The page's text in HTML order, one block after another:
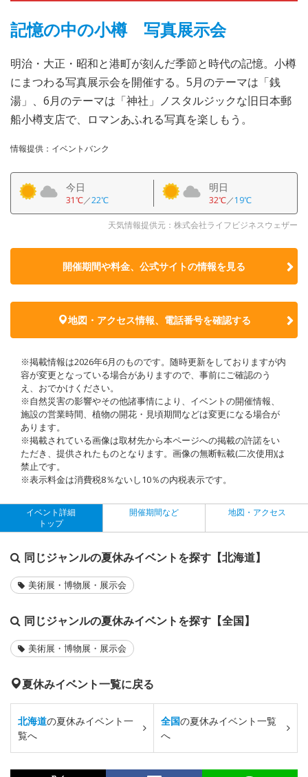
記憶の中の小樽 写真展示会
明治・大正・昭和と港町が刻んだ季節と時代の記憶。小樽
にまつわる写真展示会を開催する。5月のテーマは「銭
湯」、6月のテーマは「神社」ノスタルジックな旧日本郵
船小樽支店で、ロマンあふれる写真を楽しもう。
情報提供：イベントバンク
今日
31℃／22℃
明日
32℃／19℃
天気情報提供元：株式会社ライフビジネスウェザー
開催期間や料金、公式サイトの情報を見る
地図・アクセス情報、電話番号を確認する
※掲載情報は2026年6月のものです。随時更新をしておりますが内
容が変更となっている場合がありますので、事前にご確認のう
え、おでかけください。
※自然災害の影響やその他諸事情により、イベントの開催情報、
施設の営業時間、植物の開花・見頃期間などは変更になる場合が
あります。
※掲載されている画像は取材先から本ページへの掲載の許諾をい
ただき、提供されたものとなります。画像の無断転載(二次使用)は
禁止です。
※表示料金は消費税8％ないし10％の内税表示です。
イベント詳細
トップ
開催期間など 地図・アクセス
同じジャンルの夏休みイベントを探す【北海道】
美術展・博物展・展示会
同じジャンルの夏休みイベントを探す【全国】
美術展・博物展・展示会
夏休みイベント一覧に戻る
北海道の夏休みイベント一
覧へ
全国の夏休みイベント一覧
へ